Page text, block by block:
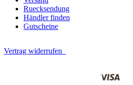
Ruecksendung
Händler finden
Gutscheine
Vertrag widerrufen